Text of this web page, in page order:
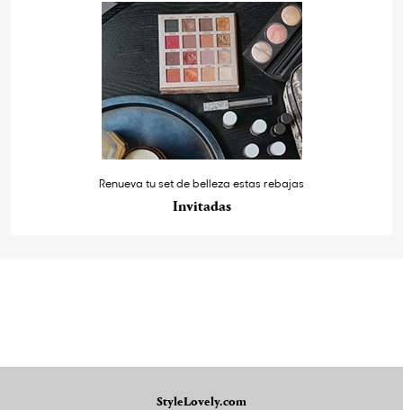
Renueva tu set de belleza estas rebajas
Invitadas
StyleLovely.com